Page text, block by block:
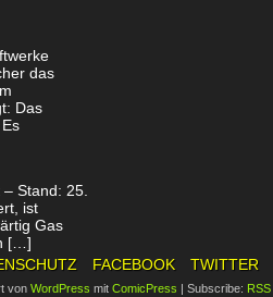
das
Das
Stand: 25.
ist
Gas
[…]
FACEBOOK TWITTER
von WordPress mit ComicPress | Subscribe: RSS